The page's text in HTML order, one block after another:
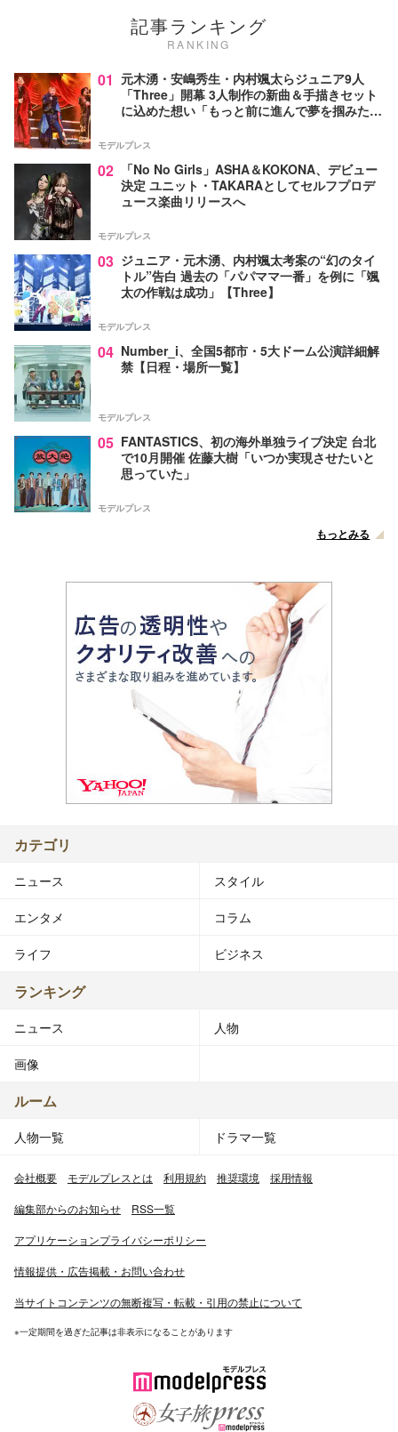
記事ランキング
RANKING
01 元木湧・安嶋秀生・内村颯太らジュニア9人
「Three」開幕 3人制作の新曲＆手描きセット
に込めた想い「もっと前に進んで夢を掴みた
モデルプレス
02
「No No Girls」ASHA＆KOKONA、デビュー
決定 ユニット・TAKARAとしてセルフプロデ
ュース楽曲リリースへ
モデルプレス
03 ジュニア・元木湧、内村颯太考案の“幻のタイ
トル”告白 過去の「パパママ一番」を例に「颯
太の作戦は成功」【Three】
モデルプレス
04 Number_i、全国5都市・5大ドーム公演詳細解
禁【日程・場所一覧】
モデルプレス
05 FANTASTICS、初の海外単独ライブ決定 台北
で10月開催 佐藤大樹「いつか実現させたいと
思っていた」
モデルプレス
もっとみる
カテゴリ
ニュース スタイル
エンタメ コラム
ライフ ビジネス
ランキング
ニュース 人物
画像
ルーム
人物一覧 ドラマ一覧
会社概要 モデルプレスとは 利用規約 推奨環境 採用情報
編集部からのお知らせ RSS一覧
アプリケーションプライバシーポリシー
情報提供・広告掲載・お問い合わせ
当サイトコンテンツの無断複写・転載・引用の禁止について
※一定期間を過ぎた記事は非表示になることがあります